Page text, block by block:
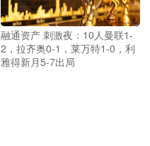
融通资产 刺激夜：10人曼联1-
2，拉齐奥0-1，莱万特1-0，利
雅得新月5-7出局